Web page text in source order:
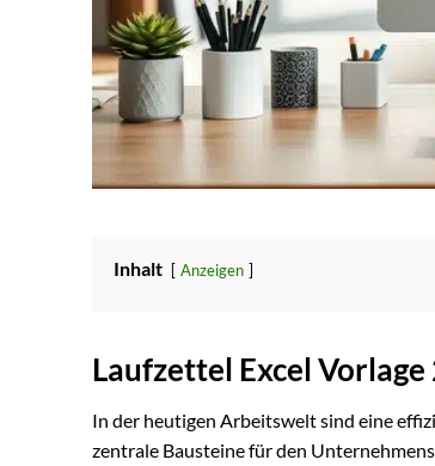
Inhalt Anzeigen
Laufzettel Excel
In der heutigen Arbeitswelt sind eine
zentrale Bausteine für den